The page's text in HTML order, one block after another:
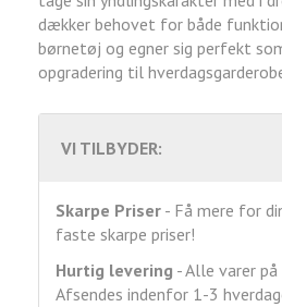
dækker behovet for både
børnetøj og egner sig perfekt
opgradering til
VI TILBYDER:
Skarpe Priser - Få mere for
faste skarpe priser!
Hurtig levering - Alle varer
Afsendes indenfor 1-3